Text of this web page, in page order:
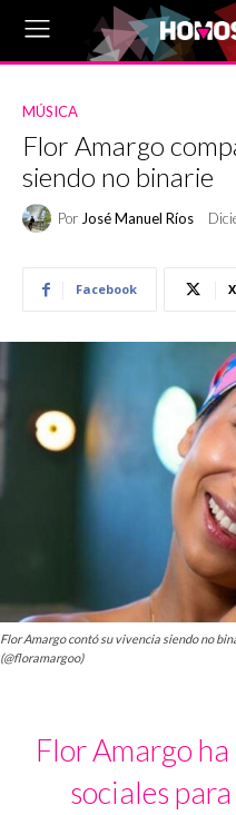
MÚSICA
Flor Amargo
siendo no binarie
Por José Manuel Ríos
Facebook X
Flor Amargo contó su vivencia siendo no
(@floramargoo)
Flor Amargo
sociales